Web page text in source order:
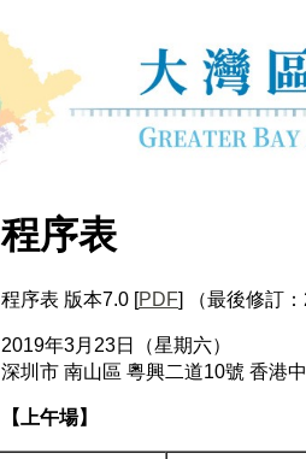
程序表
程序表 版本7.0 [PDF] （最後修訂
2019年3月23日（星期六）
深圳市 南山區 粵興二道10號 香港
【上午場】